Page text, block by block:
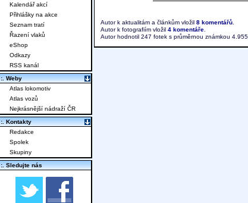
Autor k aktualitám a článkům vložil 8 komentářů.
Autor k fotografiím vložil 4 komentáře.
Autor hodnotil 247 fotek s průměrnou známkou
Kalendář akcí
Přihlášky na akce
Seznam tratí
Řazení vlaků
eShop
Odkazy
RSS kanál
:. Weby
Atlas lokomotiv
Atlas vozů
Nejkrásnější nádraží ČR
:. Kontakty
Redakce
Spolek
Skupiny
:. Sledujte nás